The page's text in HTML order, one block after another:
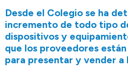
Desde el Colegio se ha
incremento de todo tipo
dispositivos y
que los proveedores
para presentar y vender a